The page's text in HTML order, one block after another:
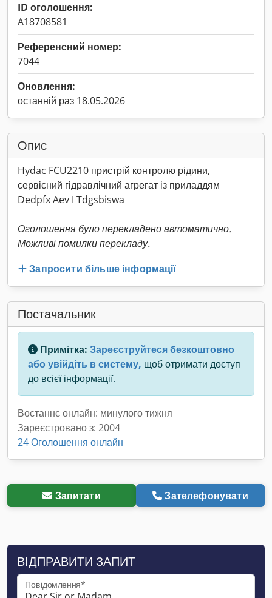
ID оголошення:
A18708581
Референсний номер:
7044
Оновлення:
останній раз 18.05.2026
Опис
Hydac FCU2210 пристрій контролю рідини,
сервісний гідравлічний агрегат із приладдям
Dedpfx Aev I Tdgsbiswa
Оголошення було перекладено автоматично.
Можливі помилки перекладу.
Запросити більше інформації
Постачальник
Примітка: Зареєструйтеся безкоштовно
або увійдіть в систему, щоб отримати доступ
до всієї інформації.
Востаннє онлайн: минулого тижня
Зареєстровано з: 2004
24 Оголошення онлайн
Запитати Зателефонувати
ВІДПРАВИТИ ЗАПИТ
Повідомлення*